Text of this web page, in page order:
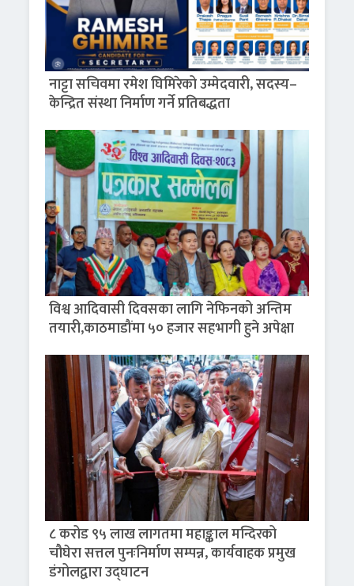
नाट्टा सचिवमा रमेश घिमिरेको उम्मेदवारी, सदस्य–
केन्द्रित संस्था निर्माण गर्ने प्रतिबद्धता
विश्व आदिवासी दिवसका लागि नेफिनको अन्तिम
तयारी,काठमाडौंमा ५० हजार सहभागी हुने अपेक्षा
८ करोड ९५ लाख लागतमा महाङ्काल मन्दिरको
चौघेरा सत्तल पुनःनिर्माण सम्पन्न, कार्यवाहक प्रमुख
डंगोलद्वारा उद्घाटन